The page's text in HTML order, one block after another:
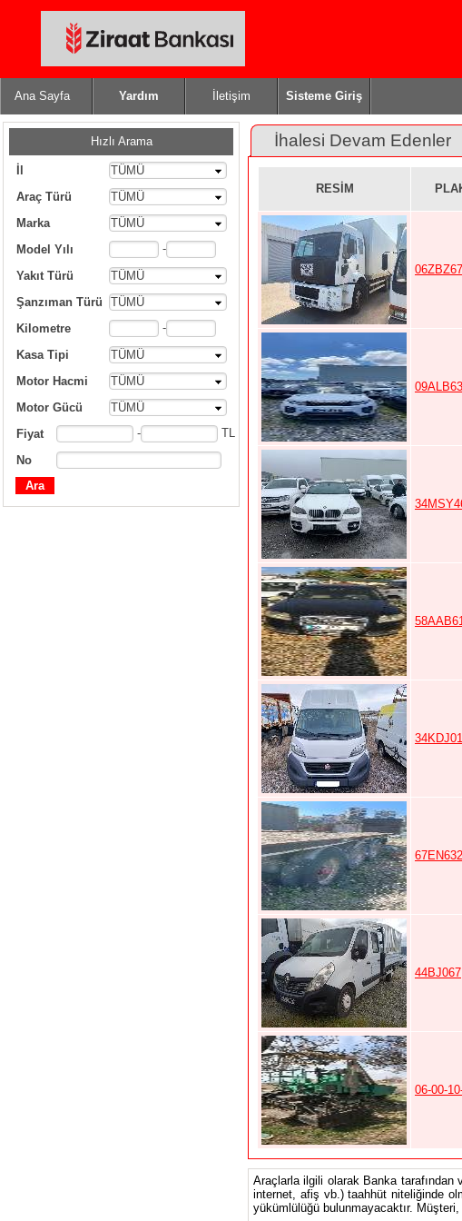
Ana Sayfa Yardım İletişim Sisteme Giriş
Hızlı Arama
TÜMÜ
Araç Türü
TÜMÜ
Marka
TÜMÜ
Model Yılı
-
Yakıt Türü
TÜMÜ
Şanzıman Türü
TÜMÜ
Kilometre
-
Kasa Tipi
TÜMÜ
Motor Hacmi
TÜMÜ
Motor Gücü
TÜMÜ
Fiyat
- TL
No
İhalesi Devam Edenler
RESİM
06ZBZ67
67EN632
44BJ067
06-00-
Araçlarla ilgili olarak Banka tarafından
internet, afiş vb.) taahhüt niteliğinde
yükümlülüğü bulunmayacaktır.